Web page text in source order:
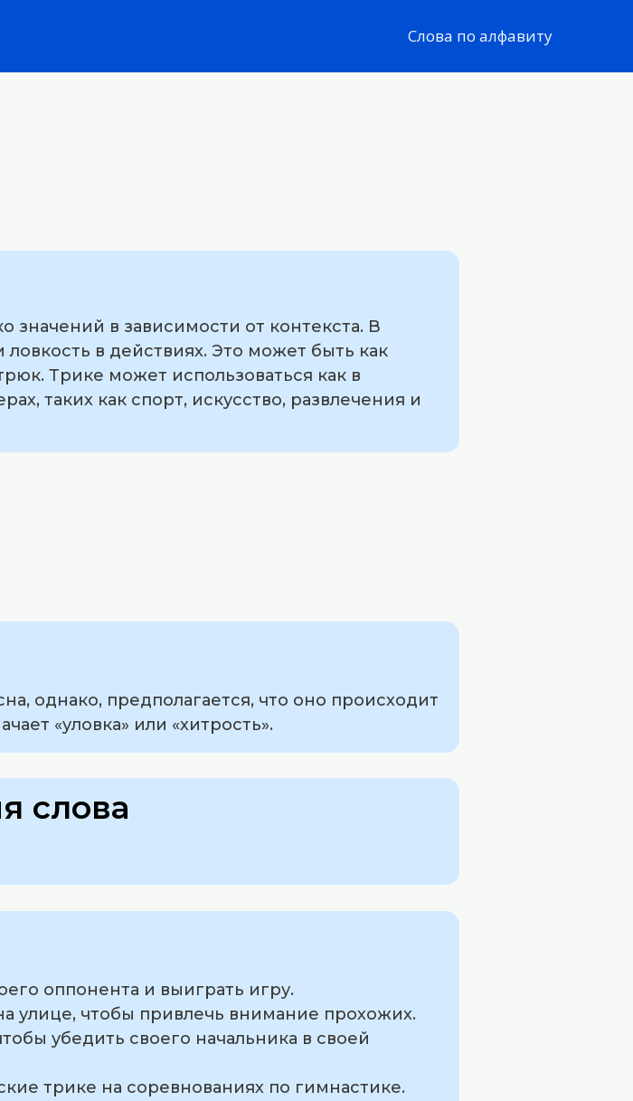
Слова по алфавиту
значений в зависимости от контекста. В
в действиях. Это может быть как
Трике может использоваться как в
таких как спорт, искусство, развлечения и
однако, предполагается, что оно происходит
«уловка» или «хитрость».
слова
оппонента и выиграть игру.
улице, чтобы привлечь внимание прохожих.
убедить своего начальника в своей
трике на соревнованиях по гимнастике.